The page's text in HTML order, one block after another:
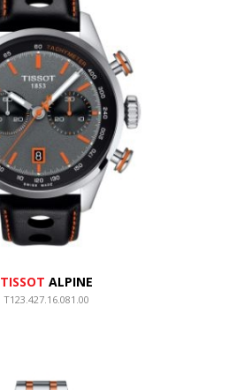
TISSOT ALPINE
T123.427.16.081.00